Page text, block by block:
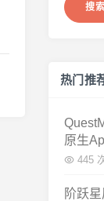
热门推
原生
包3.8
倍
445
阶跃